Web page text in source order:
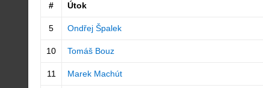
# Útok
5 Ondřej Špalek
10 Tomáš Bouz
11 Marek Machút